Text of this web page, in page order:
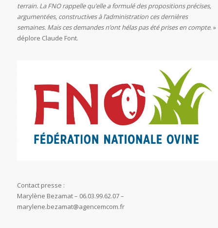
terrain. La FNO rappelle qu’elle a formulé des propositions précises,
argumentées, constructives à l’administration ces dernières
semaines. Mais ces demandes n’ont hélas pas été prises en compte. »
déplore Claude Font.
Contact presse :
Marylène Bezamat – 06.03.99.62.07 –
marylene.bezamat@agencemcom.fr